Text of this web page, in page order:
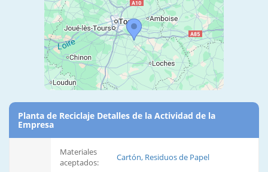
Planta de Reciclaje Detalles de la Actividad de la
Empresa
Materiales
aceptados:
Cartón, Residuos de Papel